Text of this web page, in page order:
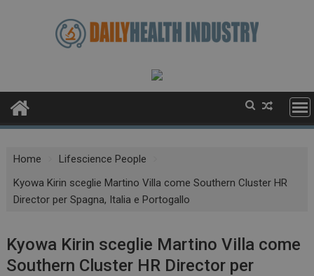
Home
Lifescience People
Kyowa Kirin sceglie Martino Villa come Southern Cluster HR
Director per Spagna, Italia e Portogallo
Kyowa Kirin sceglie Martino Villa come
Southern Cluster HR Director per